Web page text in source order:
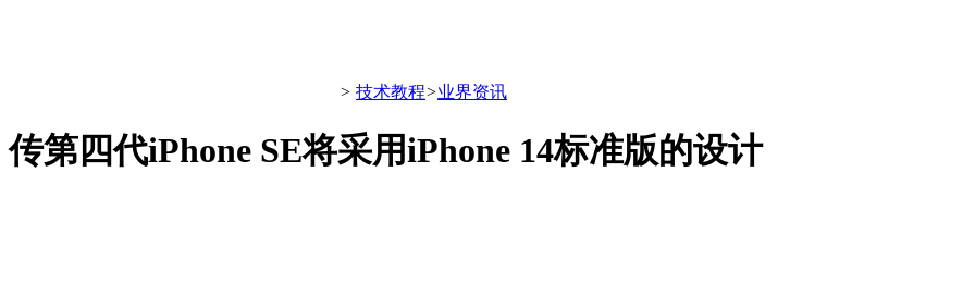
> 技术教程>业界资讯
传第四代‌iPhone SE将采用iPhone 14标准版的设计